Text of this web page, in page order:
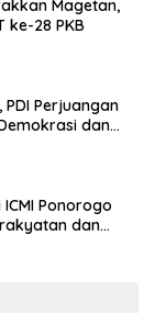
Magetan,
ke-28 PKB
PDI Perjuangan
dan
Ponorogo
dan